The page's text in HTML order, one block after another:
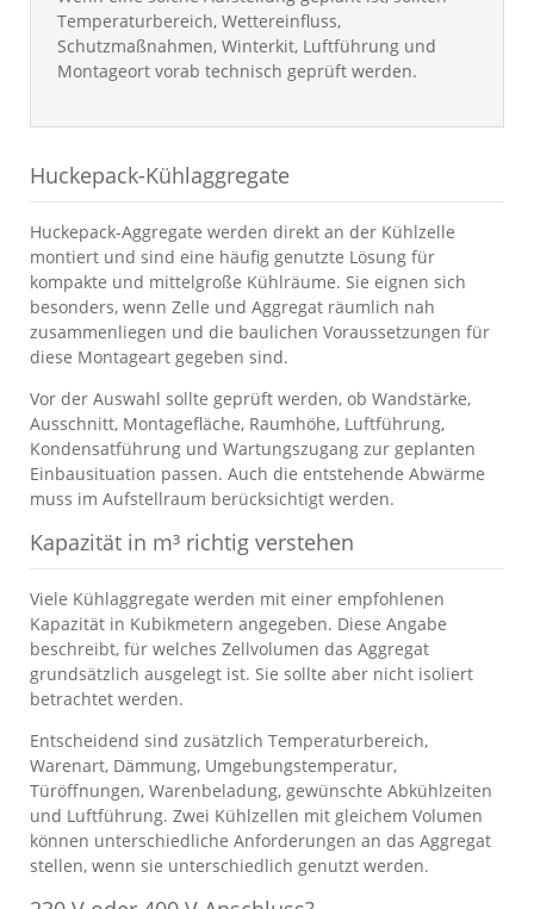
Temperaturbereich, Wettereinfluss,
Schutzmaßnahmen, Winterkit, Luftführung und
Montageort vorab technisch geprüft werden.
Huckepack-Kühlaggregate
Huckepack-Aggregate werden direkt an der Kühlzelle
montiert und sind eine häufig genutzte Lösung für
kompakte und mittelgroße Kühlräume. Sie eignen sich
besonders, wenn Zelle und Aggregat räumlich nah
zusammenliegen und die baulichen Voraussetzungen für
diese Montageart gegeben sind.
Vor der Auswahl sollte geprüft werden, ob Wandstärke,
Ausschnitt, Montagefläche, Raumhöhe, Luftführung,
Kondensatführung und Wartungszugang zur geplanten
Einbausituation passen. Auch die entstehende Abwärme
muss im Aufstellraum berücksichtigt werden.
Kapazität in m³ richtig verstehen
Viele Kühlaggregate werden mit einer empfohlenen
Kapazität in Kubikmetern angegeben. Diese Angabe
beschreibt, für welches Zellvolumen das Aggregat
grundsätzlich ausgelegt ist. Sie sollte aber nicht isoliert
betrachtet werden.
Entscheidend sind zusätzlich Temperaturbereich,
Warenart, Dämmung, Umgebungstemperatur,
Türöffnungen, Warenbeladung, gewünschte Abkühlzeiten
und Luftführung. Zwei Kühlzellen mit gleichem Volumen
können unterschiedliche Anforderungen an das Aggregat
stellen, wenn sie unterschiedlich genutzt werden.